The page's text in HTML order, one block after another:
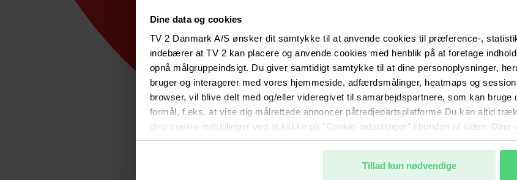
Dine data og cookies
TV 2 Danmark A/S ønsker dit samtykke til at anvende cookies til præference-,
indebærer at TV 2 kan placere og anvende cookies med henblik på at foretage
opnå målgruppeindsigt. Du giver samtidigt samtykke til at dine personoplysninger,
bruger og interagerer med vores hjemmeside, adfærdsmålinger, heatmaps og
browser, vil blive delt med og/eller videregivet til samarbejdspartnere, som kan bruge
formål, f.eks. at vise dig målrettede annoncer påtredjepartsplatforme Du kan altid
dine cookie-indstillinger ved at klikke på "Cookie-indstillinger" i bunden af siden. Dine
vil ikke påvirke browserdata. Du kan læse mere om behandlingen af dine oplysninger
Tillad kun nødvendige